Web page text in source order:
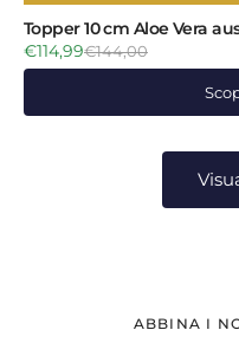
Topper 10 cm Aloe Vera
€114,99€144,00
ABBINA I